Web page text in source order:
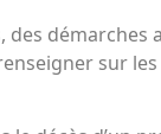
démarches
sur